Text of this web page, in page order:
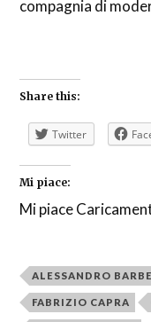
compagnia di
Share this:
Twitter
Mi piace:
Mi piace
ALESSANDRO
FABRIZIO CAPRA